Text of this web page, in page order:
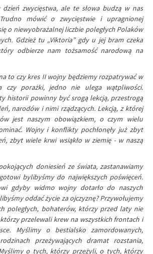
zwycięstwa, ale te słowa budzą w nas
mówić o zwycięstwie i upragnionej
o niewyobrażalnej liczbie poległych Polaków
Gdzież tu „Viktoria” gdy u jej bram czeka
odbierze nam tożsamość narodową na
to czy kres II wojny będziemy rozpatrywać w
czy porażki, jedno nie ulega wątpliwości.
historii powinny być srogą lekcją, przestrogą
narodów i nimi rządzących. Lekcją, z której
jest naszym obowiązkiem, o czym wielu
Wojny i konflikty pochłonęły już zbyt
zbyt wiele krwi wsiąkło w ziemię - w naszą
doniesień ze świata, zastanawiamy
bylibyśmy do największych poświęceń.
gdyby widmo wojny dotarło do naszych
oddać życie za ojczyznę? Przywołujemy
poległych, bohaterów, którzy przed laty nie
przelewali krew na wszystkich frontach i
Myślimy o bestialsko zamordowanych,
przeżywających dramat rozstania,
o tych, którzy przeżyli, o tych, którzy